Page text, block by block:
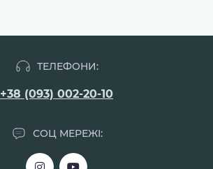
ТЕЛЕФОНИ:
+38 (093) 002-20-10
СОЦ МЕРЕЖІ: